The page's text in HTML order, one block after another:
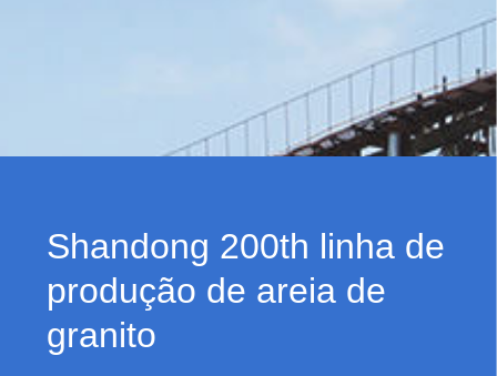
Shandong 200th linha de
produção de areia de
granito